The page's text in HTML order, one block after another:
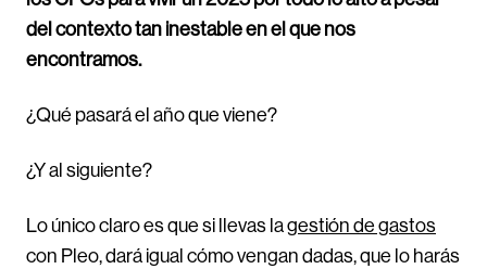
del contexto tan inestable en el que nos
encontramos.
¿Qué pasará el año que viene?
¿Y al siguiente?
Lo único claro es que si llevas lagestión de gastos
con Pleo, dará igual cómo vengan dadas, que lo harás